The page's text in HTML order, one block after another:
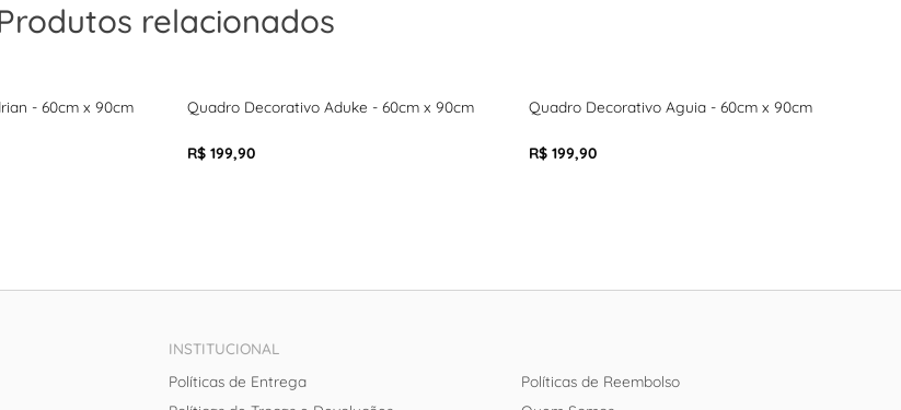
relacionados
- 60cm x 90cm Quadro Decorativo Aduke - 60cm x 90cm
R$ 199,90
Quadro Decorativo Aguia - 60cm x 90cm
R$ 199,90
INSTITUCIONAL
Políticas de Entrega
Políticas de Reembolso